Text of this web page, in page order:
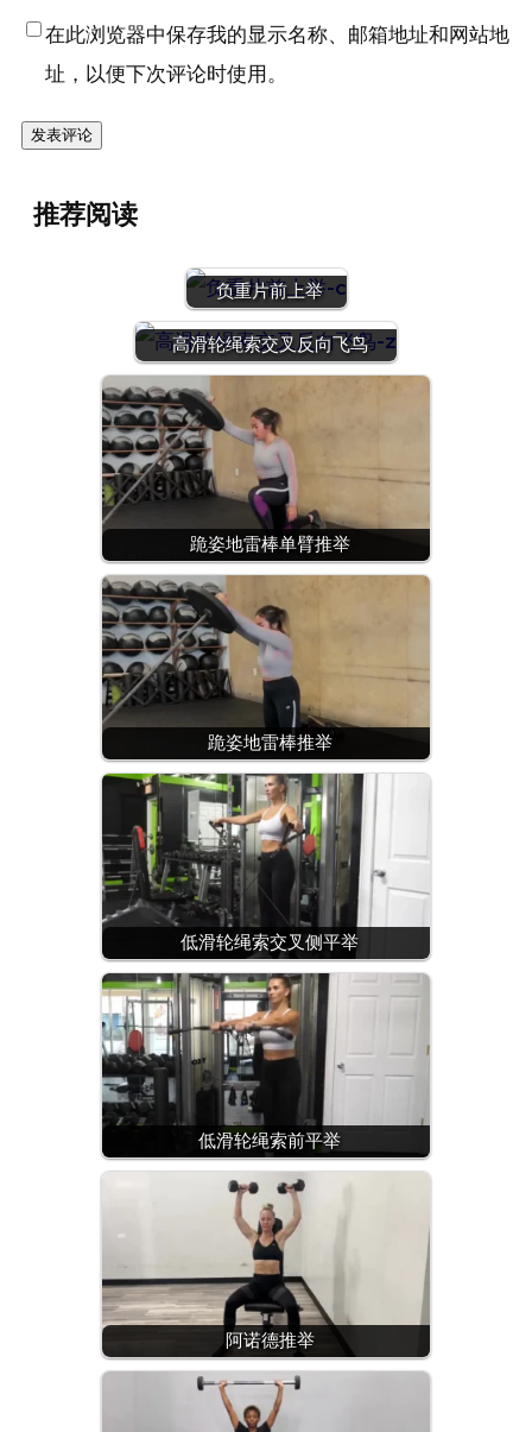
在此浏览器中保存我的显示名称、邮箱地址和网站地
址，以便下次评论时使用。
推荐阅读
负重片前上举
高滑轮绳索交叉反向飞鸟
跪姿地雷棒单臂推举
跪姿地雷棒推举
低滑轮绳索交叉侧平举
低滑轮绳索前平举
阿诺德推举